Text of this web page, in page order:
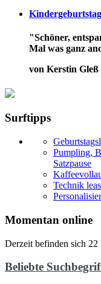
"Schöner,
Mal was ganz
von Kerstin Gleß
Surftipps
Pumpling,
Satzpause
Technik
Momentan online
Derzeit befinden sich 22
Beliebte